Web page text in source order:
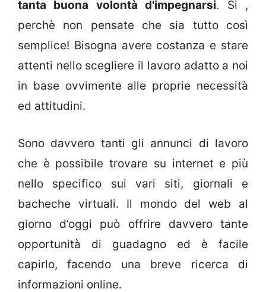
tanta buona volontà d'impegnarsi. Si ,
perchè non pensate che sia tutto così
semplice! Bisogna avere costanza e stare
attenti nello scegliere il lavoro adatto a noi
in base ovvimente alle proprie necessità
ed attitudini.
Sono davvero tanti gli annunci di lavoro
che è possibile trovare su internet e più
nello specifico sui vari siti, giornali e
bacheche virtuali. Il mondo del web al
giorno d’oggi può offrire davvero tante
opportunità di guadagno ed è facile
capirlo, facendo una breve ricerca di
informazioni online.